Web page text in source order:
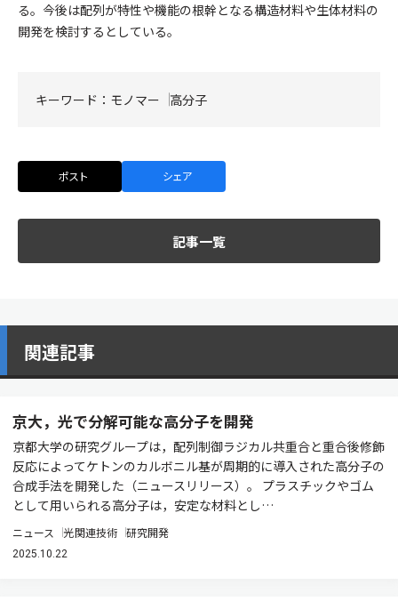
る。今後は配列が特性や機能の根幹となる構造材料や生体材料の
開発を検討するとしている。
キーワード： モノマー 高分子
ポスト シェア
記事一覧
関連記事
京大，光で分解可能な高分子を開発
京都大学の研究グループは，配列制御ラジカル共重合と重合後修飾
反応によってケトンのカルボニル基が周期的に導入された高分子の
合成手法を開発した（ニュースリリース）。 プラスチックやゴム
として用いられる高分子は，安定な材料とし…
ニュース 光関連技術 研究開発
2025.10.22